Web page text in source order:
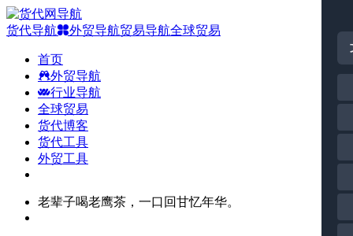
货代导航 外贸导航贸易导航全球贸易
首页
外贸导航
行业导航
全球贸易
货代博客
货代工具
外贸工具
老辈子喝老鹰茶，一口回甘忆年华。